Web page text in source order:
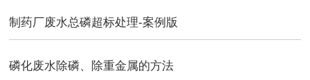
制药厂废水总磷超标处理-案例​版
磷化废水除磷、除重金属的方法